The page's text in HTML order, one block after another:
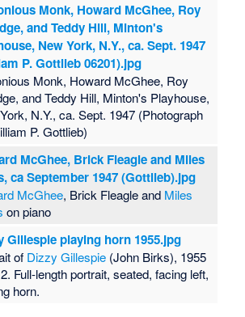
Monk, Howard McGhee, Roy
and Teddy Hill, Minton's
New York, N.Y., ca. Sept. 1947
P. Gottlieb 06201).jpg
Monk, Howard McGhee, Roy
and Teddy Hill, Minton's Playhouse,
N.Y., ca. Sept. 1947 (Photograph
P. Gottlieb)
McGhee, Brick Fleagle and Miles
ca September 1947 (Gottlieb).jpg
McGhee, Brick Fleagle and Miles
on piano
Gillespie playing horn 1955.jpg
of Dizzy Gillespie (John Birks), 1955
Full-length portrait, seated, facing left,
horn.